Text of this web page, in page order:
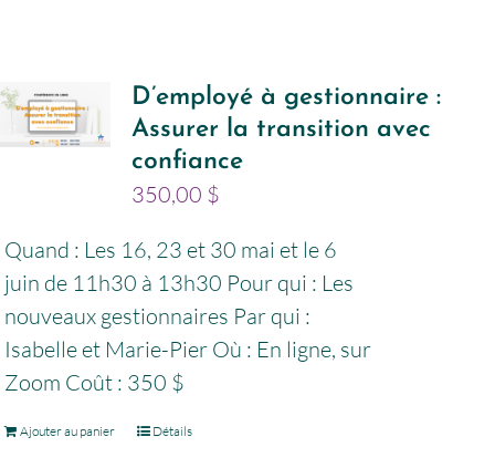
D’employé à gestionnaire :
Assurer la transition avec
confiance
350,00 $
Quand : Les 16, 23 et 30 mai et le 6
juin de 11h30 à 13h30 Pour qui : Les
nouveaux gestionnaires Par qui :
Isabelle et Marie-Pier Où : En ligne, sur
Zoom Coût : 350 $
Ajouter au panier Détails